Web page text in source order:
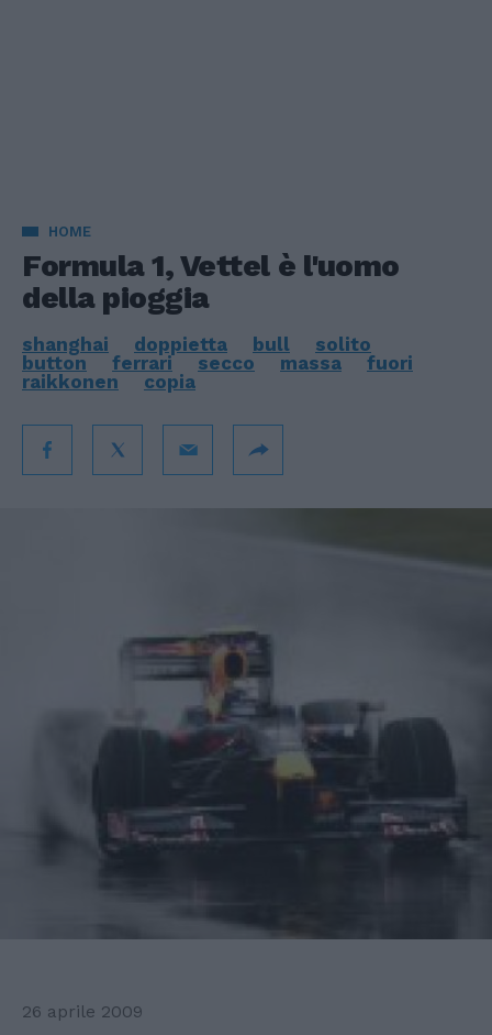
HOME
Formula 1, Vettel è l'uomo
della pioggia
shanghai doppietta bull
solito
button
ferrari secco massa
fuori
raikkonen
copia
26 aprile 2009